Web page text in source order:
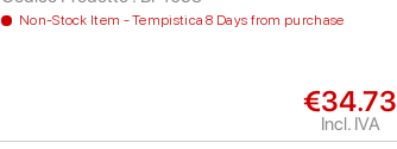
Non-Stock Item - Tempistica 8 Days from purchase
€34.73
Incl. IVA